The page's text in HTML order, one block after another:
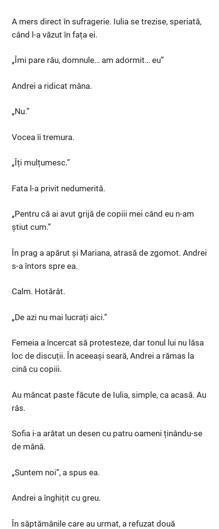
A mers direct în sufragerie. Iulia se trezise, speriată,
când l-a văzut în fața ei.
„Îmi pare rău, domnule… am adormit… eu”
Andrei a ridicat mâna.
„Nu.”
Vocea îi tremura.
„Îți mulțumesc.”
Fata l-a privit nedumerită.
„Pentru că ai avut grijă de copiii mei când eu n-am
știut cum.”
În prag a apărut și Mariana, atrasă de zgomot. Andrei
s-a întors spre ea.
Calm. Hotărât.
„De azi nu mai lucrați aici.”
Femeia a încercat să protesteze, dar tonul lui nu lăsa
loc de discuții. În aceeași seară, Andrei a rămas la
cină cu copiii.
Au mâncat paste făcute de Iulia, simple, ca acasă. Au
râs.
Sofia i-a arătat un desen cu patru oameni ținându-se
de mână.
„Suntem noi”, a spus ea.
Andrei a înghițit cu greu.
În săptămânile care au urmat, a refuzat două